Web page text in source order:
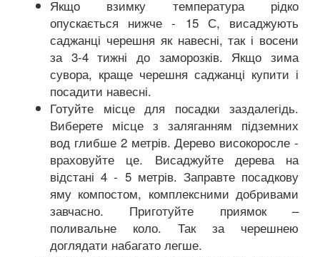
Якщо взимку температура рідко
опускається нижче - 15 С, висаджують
саджанці черешня як навесні, так і восени
за 3-4 тижні до заморозків. Якщо зима
сувора, краще черешня саджанці купити і
посадити навесні.
Готуйте місце для посадки заздалегідь.
Виберете місце з заляганням підземних
вод глибше 2 метрів. Дерево високоросле -
враховуйте це. Висаджуйте дерева на
відстані 4 - 5 метрів. Заправте посадкову
яму компостом, комплексними добривами
завчасно. Приготуйте приямок –
поливальне коло. Так за черешнею
доглядати набагато легше.